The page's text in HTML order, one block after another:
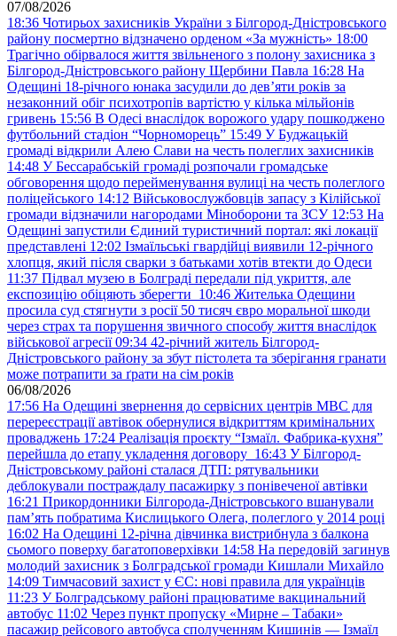
07/08/2026
18:36 Чотирьох захисників України з Білгород-Дністровського
району посмертно відзначено орденом «За мужність» 18:00
Трагічно обірвалося життя звільненого з полону захисника з
Білгород-Дністровського району Щербини Павла 16:28 На
Одещині 18-річного юнака засудили до дев’яти років за
незаконний обіг психотропів вартістю у кілька мільйонів
гривень 15:56 В Одесі внаслідок ворожого удару пошкоджено
футбольний стадіон “Чорноморець” 15:49 У Буджацькій
громаді відкрили Алею Слави на честь полеглих захисників
14:48 У Бессарабській громаді розпочали громадське
обговорення щодо перейменування вулиці на честь полеглого
поліцейського 14:12 Військовослужбовців запасу з Кілійської
громади відзначили нагородами Міноборони та ЗСУ 12:53 На
Одещині запустили Єдиний туристичний портал: які локації
представлені 12:02 Ізмаїльські гвардійці виявили 12-річного
хлопця, який після сварки з батьками хотів втекти до Одеси
11:37 Підвал музею в Болграді передали під укриття, але
експозицію обіцяють зберегти 10:46 Жителька Одещини
просила суд стягнути з росії 50 тисяч євро моральної шкоди
через страх та порушення звичного способу життя внаслідок
військової агресії 09:34 42-річний житель Білгород-
Дністровського району за збут пістолета та зберігання гранати
може потрапити за ґрати на сім років
06/08/2026
17:56 На Одещині звернення до сервісних центрів МВС для
перереєстрації автівок обернулися відкриттям кримінальних
проваджень 17:24 Реалізація проєкту “Ізмаїл. Фабрика-кухня”
перейшла до етапу укладення договору 16:43 У Білгород-
Дністровському районі сталася ДТП: рятувальники
деблокували постраждалу пасажирку з понівеченої автівки
16:21 Прикордонники Білгорода-Дністровського вшанували
пам’ять побратима Кислицького Олега, полеглого у 2014 році
16:02 На Одещині 12-річна дівчинка вистрибнула з балкона
сьомого поверху багатоповерхівки 14:58 На передовій загинув
молодий захисник з Болградської громади Кишлали Михайло
14:09 Тимчасовий захист у ЄС: нові правила для українців
11:23 У Болградському районі працюватиме вакцинальний
автобус 11:02 Через пункт пропуску «Мирне – Табаки»
пасажир рейсового автобуса сполученням Кишинів — Ізмаїл